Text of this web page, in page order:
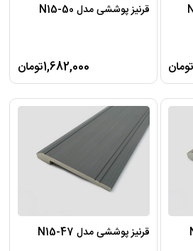
قرنیز پوششی مدل N15-50
1,682,000تومان
قرنیز پوششی مدل N15-47